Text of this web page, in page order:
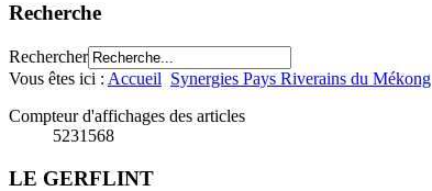
Recherche
Rechercher
Vous êtes ici : Accueil Synergies Pays Riverains du Mékong
Compteur d'affichages des articles
5231568
LE GERFLINT